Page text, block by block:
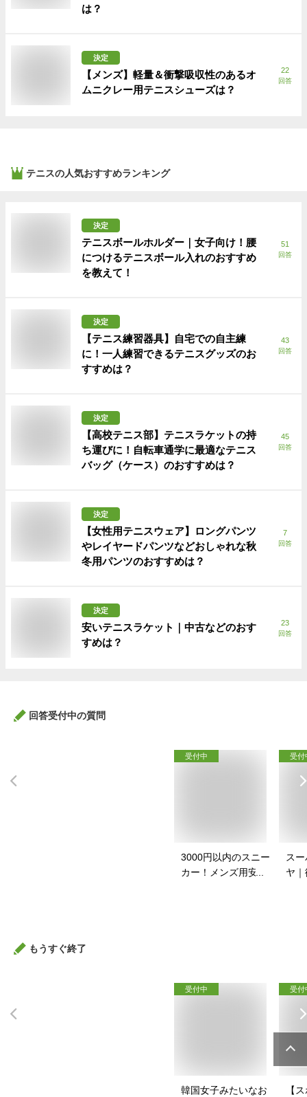
は？
決定
【メンズ】軽量＆衝撃吸収性のあるオ
ムニクレー用テニスシューズは？
22
回答
テニスの人気おすすめランキング
決定
テニスボールホルダー｜女子向け！腰
につけるテニスボール入れのおすすめ
を教えて！
51
回答
決定
【テニス練習器具】自宅での自主練
に！一人練習できるテニスグッズのお
すすめは？
43
回答
決定
【高校テニス部】テニスラケットの持
ち運びに！自転車通学に最適なテニス
バッグ（ケース）のおすすめは？
45
回答
決定
【女性用テニスウェア】ロングパンツ
やレイヤードパンツなどおしゃれな秋
冬用パンツのおすすめは？
7
回答
決定
安いテニスラケット｜中古などのおす
すめは？
23
回答
回答受付中の質問
受付中
3000円以内のスニー
カー！メンズ用安い
受付
ス
ヤ
もうすぐ終了
受付中
韓国女子みたいなお
受付
【